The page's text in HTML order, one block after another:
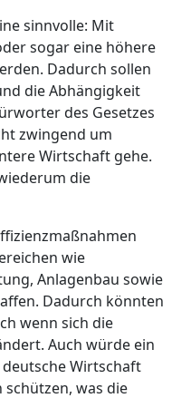
sinnvolle: Mit
sogar eine höhere
Dadurch sollen
die Abhängigkeit
des Gesetzes
zwingend um
Wirtschaft gehe.
die
wie
Anlagenbau sowie
Dadurch könnten
wenn sich die
Auch würde ein
Wirtschaft
was die